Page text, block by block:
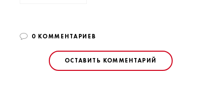
0 КОММЕНТАРИЕВ
ОСТАВИТЬ КОММЕНТАРИЙ